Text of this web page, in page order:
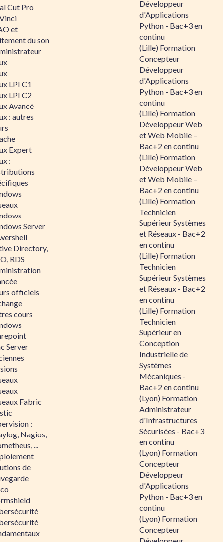
Cut Pro
et
du son
LPI C1
LPI C2
Avancé
: autres
Expert
:
Server
Directory,
RDS
officiels
cours
Server
Fabric
:
Nagios,
...
de
Développeur
d'Applications
Python - Bac+3 en
continu
(Lille) Formation
Concepteur
Développeur
d'Applications
Python - Bac+3 en
continu
(Lille) Formation
Développeur Web
et Web Mobile –
Bac+2 en continu
(Lille) Formation
Développeur Web
et Web Mobile –
Bac+2 en continu
(Lille) Formation
Technicien
Supérieur Systèmes
et Réseaux - Bac+2
en continu
(Lille) Formation
Technicien
Supérieur Systèmes
et Réseaux - Bac+2
en continu
(Lille) Formation
Technicien
Supérieur en
Conception
Industrielle de
Systèmes
Mécaniques -
Bac+2 en continu
(Lyon) Formation
Administrateur
d'Infrastructures
Sécurisées - Bac+3
en continu
(Lyon) Formation
Concepteur
Développeur
d'Applications
Python - Bac+3 en
continu
(Lyon) Formation
Concepteur